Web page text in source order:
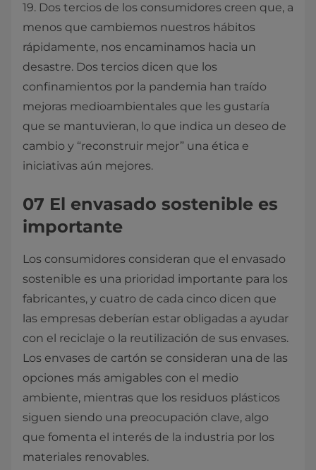
19. Dos tercios de los consumidores creen que, a
menos que cambiemos nuestros hábitos
rápidamente, nos encaminamos hacia un
desastre. Dos tercios dicen que los
confinamientos por la pandemia han traído
mejoras medioambientales que les gustaría
que se mantuvieran, lo que indica un deseo de
cambio y “reconstruir mejor” una ética e
iniciativas aún mejores.
07 El envasado sostenible es
importante
Los consumidores consideran que el envasado
sostenible es una prioridad importante para los
fabricantes, y cuatro de cada cinco dicen que
las empresas deberían estar obligadas a ayudar
con el reciclaje o la reutilización de sus envases.
Los envases de cartón se consideran una de las
opciones más amigables con el medio
ambiente, mientras que los residuos plásticos
siguen siendo una preocupación clave, algo
que fomenta el interés de la industria por los
materiales renovables.